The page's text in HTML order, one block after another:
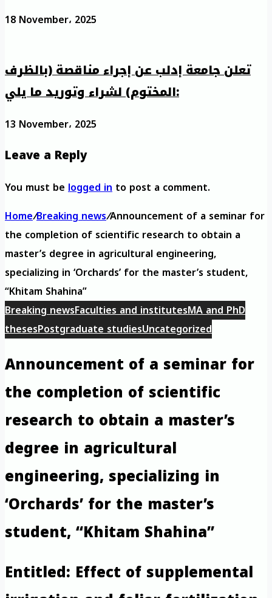
18 November، 2025
تعلن جامعة إدلب عن إجراء مناقصة (بالظرف
المختوم) لشراء وتوريد ما يلي:
13 November، 2025
Leave a Reply
You must belogged into post a comment.
Home/Breaking news/Announcement of a seminar for
the completion of scientific research to obtain a
master’s degree in agricultural engineering,
specializing in ‘Orchards’ for the master’s student,
“Khitam Shahina”
Breaking newsFaculties and institutesMA and PhD
thesesPostgraduate studiesUncategorized
Announcement of a seminar for
the completion of scientific
research to obtain a master’s
degree in agricultural
engineering, specializing in
‘Orchards’ for the master’s
student, “Khitam Shahina”
Entitled: Effect of supplemental